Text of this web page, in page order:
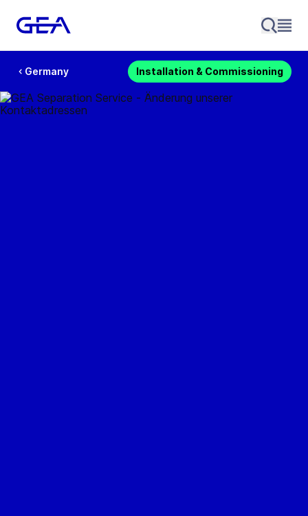
Germany Installation & Commissioning